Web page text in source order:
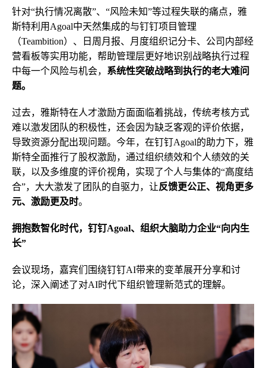
针对“执行情况离散”、“风险未知”等过程失联的痛点，雅
斯特利用Agoal中天然集成的与钉钉项目管理
（Teambition）、日周月报、月度组织记分卡、公司内部经
营看板等实用功能，帮助管理层更好地识别战略执行过程
中每一个风险与机会， 系统性突破战略到执行的老大难问
题。
过去，雅斯特在人才激励方面面临着挑战，传统考核方式
难以激发团队的积极性，还会因为缺乏客观的评价依据，
导致资源分配出现问题。今年，在钉钉Agoal的助力下，雅
斯特全面推行了股权激励，通过组织绩效和个人绩效的关
联，以及多维度的评价视角，实现了个人与集体的“高度结
合”，大大激发了团队的自驱力，让反馈更公正、视角更多
元、激励更及时。
拥抱数智化时代，钉钉Agoal、 组织大脑助力企业“向内生
长”
会议现场，嘉宾们围绕钉钉AI带来的变革展开分享和讨
论，深入阐述了对AI时代下组织管理新范式的理解。